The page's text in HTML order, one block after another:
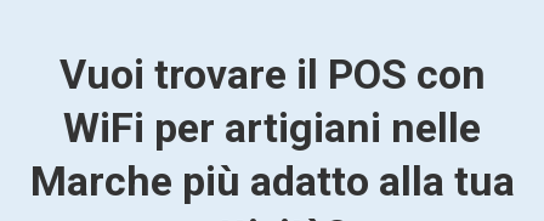
Vuoi trovare il POS con
WiFi per artigiani nelle
Marche più adatto alla tua